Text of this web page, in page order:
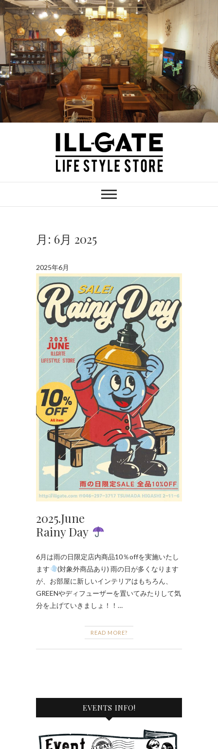
Skip
to
content
ILLGATE
月: 6月 2025
2025年6月
2025.June
Rainy Day
6月は雨の日限定店内商品10％offを実施いたし
ます
(対象外商品あり) 雨の日が多くなります
が、お部屋に新しいインテリアはもちろん、
GREENやディフューザーを置いてみたりして気
分を上げていきましょ！！…
READ MORE?
EVENTS INFO!